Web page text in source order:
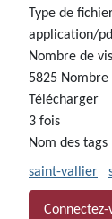
Type de
application/
Nombre de
5825
Télécharger
3 fois
Nom des tags
saint-vallier